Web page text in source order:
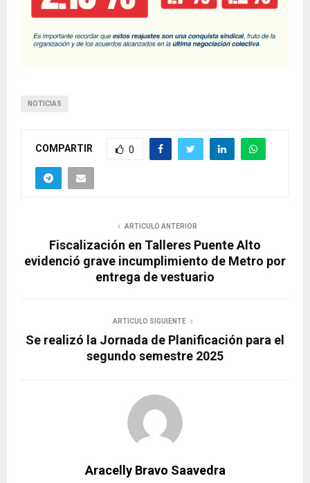
NOTICIAS
COMPARTIR 0
ARTICULO ANTERIOR
Fiscalización en Talleres Puente Alto
evidenció grave incumplimiento de Metro por
entrega de vestuario
ARTICULO SIGUIENTE
Se realizó la Jornada de Planificación para el
segundo semestre 2025
Aracelly Bravo Saavedra